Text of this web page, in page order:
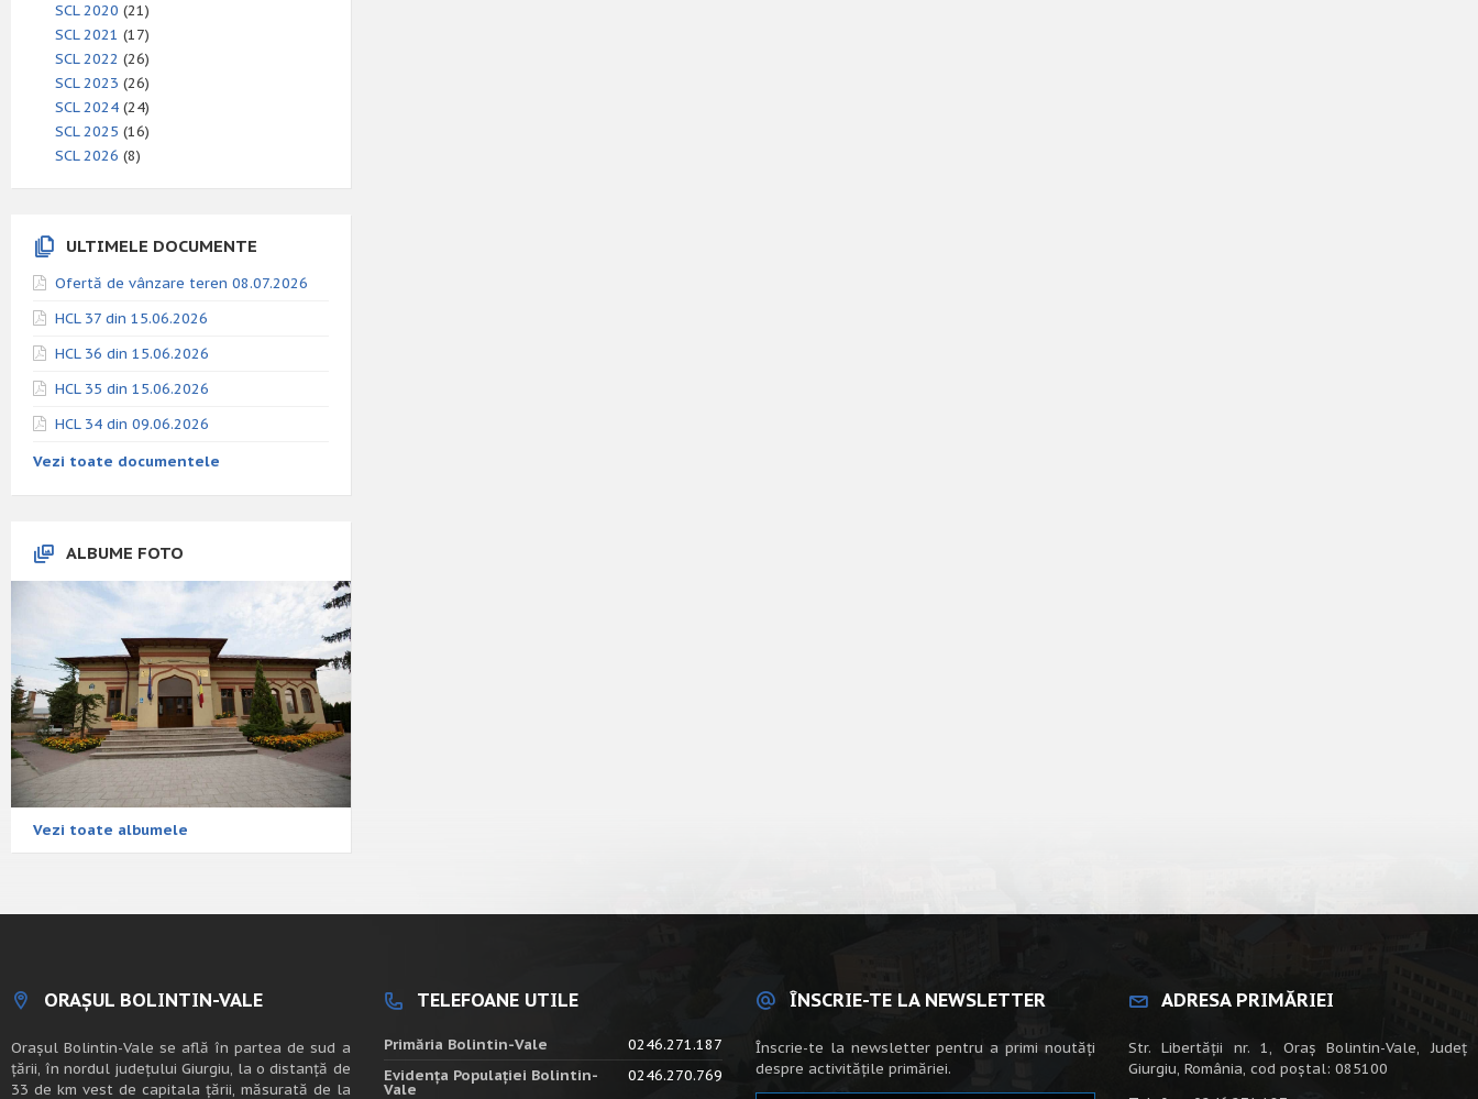
SCL 2020 (21)
SCL 2021 (17)
SCL 2022 (26)
SCL 2023 (26)
SCL 2024 (24)
SCL 2025 (16)
SCL 2026 (8)
ULTIMELE DOCUMENTE
Ofertă de vânzare teren 08.07.2026
HCL 37 din 15.06.2026
HCL 36 din 15.06.2026
HCL 35 din 15.06.2026
HCL 34 din 09.06.2026
Vezi toate documentele
ALBUME FOTO
Vezi toate albumele
ORAȘUL BOLINTIN-VALE
Oraşul Bolintin-Vale se află în partea de sud a
ţării, în nordul judeţului Giurgiu, la o distanţă de
33 de km vest de capitala țării, măsurată de la
TELEFOANE UTILE
Primăria Bolintin-Vale
0246.271.187
Evidența Populației Bolintin-
Vale
0246.270.769
ÎNSCRIE-TE LA NEWSLETTER
Înscrie-te la newsletter pentru a primi noutăți
despre activitățile primăriei.
ADRESA PRIMĂRIEI
Str. Libertății nr. 1, Oraș Bolintin-Vale, Județ
Giurgiu, România, cod poștal: 085100